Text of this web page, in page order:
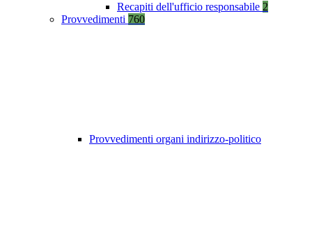
Recapiti dell'ufficio responsabile 2
Provvedimenti 760
Provvedimenti organi indirizzo-politico